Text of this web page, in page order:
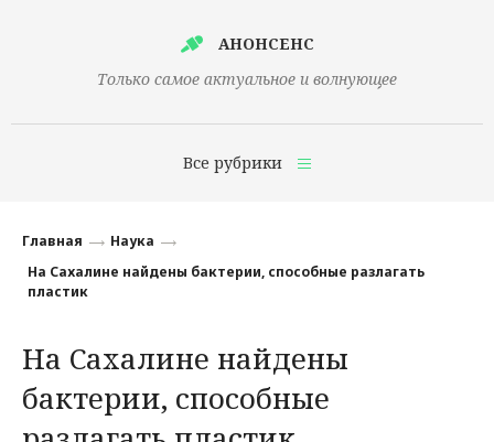
АНОНСЕНС
Только самое актуальное и волнующее
Все рубрики
Финансы
Наука
Культура
Главная
Наука
На Сахалине найдены бактерии, способные разлагать
пластик
На Сахалине найдены
бактерии, способные